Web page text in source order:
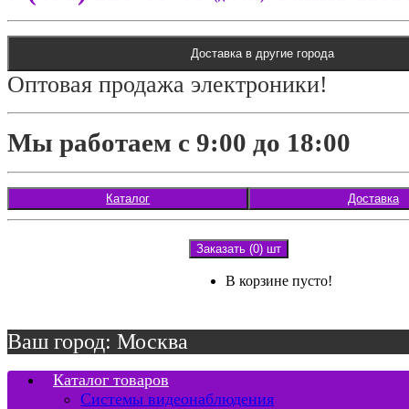
Доставка в другие города
Оптовая продажа электроники!
Мы работаем с 9:00 до 18:00
Каталог Доставка
Заказать (0) шт
В корзине пусто!
Ваш город: Москва
Каталог товаров
Системы видеонаблюдения